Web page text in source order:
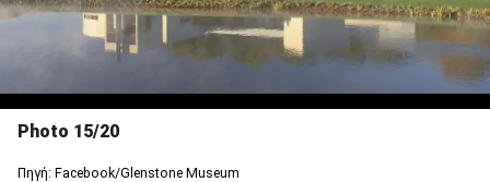
Photo 15/20
Πηγή: Facebook/Glenstone Museum